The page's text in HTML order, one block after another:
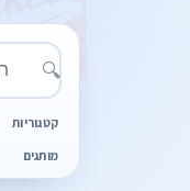
🔍
קטגוריות
מותגים